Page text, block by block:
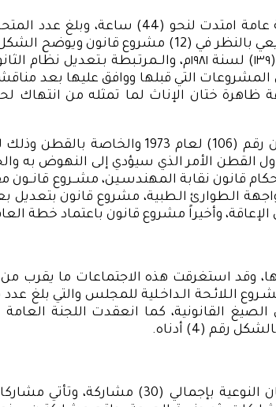
بتعديل بعض أحكام قانون التعليم الصادر بالقانون
المشروعات التي قبلها ووافق عليها بعد
ختان الإناث لما تمثله من انتهاك
بالإضافة إلى مشروع قانون بتعديل بعض
القطن الأمر الذي سيؤدي إلى النهوض به
قانون نقابة المهندسـين، مشــروع قانــون
وأخيراً مشروع قانون باعتماد خطة
القانونية، كما انعقدت اللجنة